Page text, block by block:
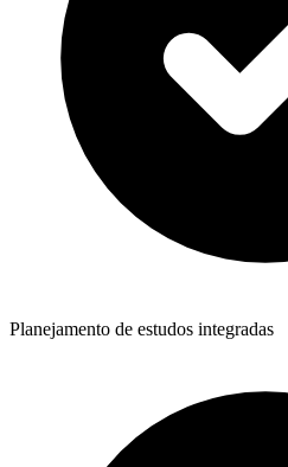
Planejamento de estudos integradas